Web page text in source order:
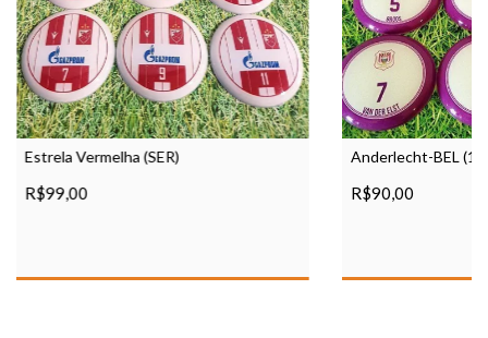
Estrela Vermelha (SER)
R$99,00
Anderlecht-BEL
R$90,00